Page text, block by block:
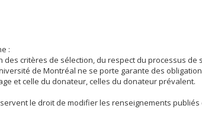
:
critères de sélection, du respect du processus de
de Montréal ne se porte garante des
et celle du donateur, celles du donateur prévalent.
le droit de modifier les renseignements publiés